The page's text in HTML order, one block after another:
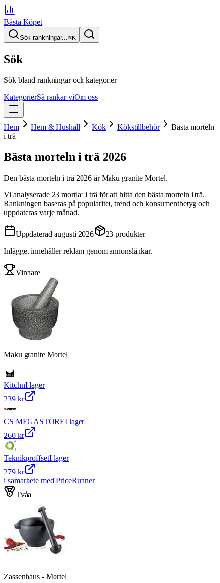
Bästa Köpet
Sök rankningar...⌘K
Sök
Sök bland rankningar och kategorier
KategorierSå rankar viOm oss
Hem Hem & Hushåll Kök Kökstillbehör
Bästa morteln
i trä
Bästa morteln i trä 2026
Den bästa morteln i trä 2026 ärMaku granite Mortel.
Vi analyserade 23 mortlar i trä för att hitta den bästa morteln i trä.
Rankningen baseras på popularitet, trend och konsumentbetyg och
uppdateras varje månad.
Uppdaterad augusti 2026 23 produkter
Inlägget innehåller reklam genom annonslänkar.
Vinnare
Maku granite Mortel
KitchnI lager
239 kr
CS MEGASTOREI lager
260 kr
TeknikproffsetI lager
279 kr
i samarbete med PriceRunner
Tvåa
Zassenhaus - Mortel